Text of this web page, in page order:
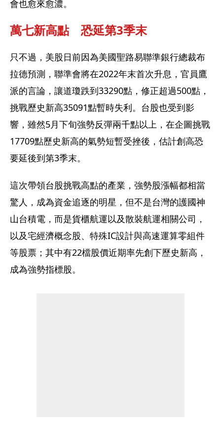
會也愈來愈濃。
萬七新高點　恐延第3季末
只不過，美股日前因為美國聖路易聯準銀行總裁布
拉德預測，聯準會將在2022年末首次升息，官員鷹
派的言論，讓道瓊跌到33290點，修正超過500點，
挑戰歷史新高35091點暫時失利。台股也受到影
響，雖然5月下旬強勢反彈兩千點以上，在企圖挑戰
17709點歷史新高的氣勢短暫受挫後，估計創高恐
要延後到第3季末。
這次帶領台股挑戰高點的產業，強勢股漲幅都相當
驚人，成為資金追逐的明星，但不是台灣的護國神
山台積電，而是貨櫃航運以及散裝航運相關公司，
以及宅經濟概念股、特殊IC設計與高速運算零組件
等股票；其中有22檔股價近期率先創下歷史新高，
成為強勢指標股。